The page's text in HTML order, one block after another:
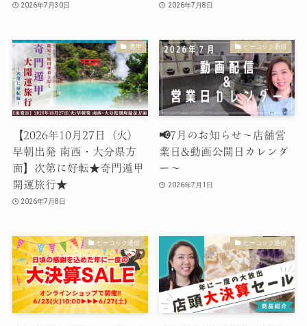
2026年7月30日 2026年7月8日
遁甲
【2026年10月27日（火）
早朝出発 南西・大分県方
面】次第に好転★奇門遁甲
開運旅行★
2026年7月8日
ピーコック通信
📢7月のお知らせ〜店舗営
業日&動画公開日カレンダ
ー〜
2026年7月1日
ピーコック通信 ピーコック通信